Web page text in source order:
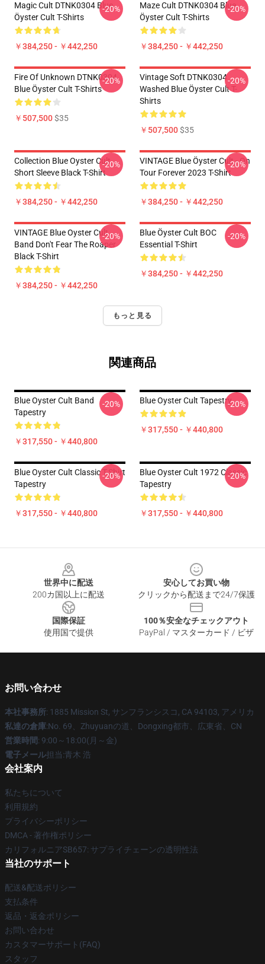
Magic Cult DTNK0304 Blue
Öyster Cult T-Shirts
￥384,250 - ￥442,250
-20%
Maze Cult DTNK0304 Blue
Öyster Cult T-Shirts
￥384,250 - ￥442,250
-20%
Fire Of Unknown DTNK0304
Blue Öyster Cult T-Shirts
￥507,500$35
-20%
Vintage Soft DTNK0304
Washed Blue Öyster Cult T-
Shirts
￥507,500$35
-20%
Collection Blue Oyster Cult
Short Sleeve Black T-Shirt
￥384,250 - ￥442,250
-20%
VINTAGE Blue Öyster Cult - On
Tour Forever 2023 T-Shirt
￥384,250 - ￥442,250
-20%
VINTAGE Blue Oyster Cult
Band Don't Fear The Roaper
Black T-Shirt
￥384,250 - ￥442,250
-20%
Blue Öyster Cult BOC
Essential T-Shirt
￥384,250 - ￥442,250
-20%
もっと見る
関連商品
Blue Oyster Cult Band
Tapestry
￥317,550 - ￥440,800
-20% Blue Oyster Cult Tapestry
￥317,550 - ￥440,800
-20%
Blue Oyster Cult Classic T-Shirt
Tapestry
￥317,550 - ￥440,800
-20%
Blue Oyster Cult 1972 Classic
Tapestry
￥317,550 - ￥440,800
-20%
世界中に配送
200カ国以上に配送
安心してお買い物
クリックから配送まで24/7保護
国際保証
使用国で提供
100％安全なチェックアウト
PayPal / マスターカード / ビザ
お問い合わせ
本社事務所: 1885 Mission St, サンフランシスコ, CA 94103, アメリカ
私達の倉庫:No. 69、Zhuyuanの道、Dongxing都市、広東省、CN
営業時間: 9:00～18:00(月～金)
電子メール担当:青木 浩
会社案内
私たちについて
利用規約
プライバシーポリシー
DMCA - 著作権ポリシー
カリフォルニアSB657: サプライチェーンの透明性法
当社のサポート
配送&配送ポリシー
支払条件
返品・返金ポリシー
お問い合わせ
カスタマーサポート(FAQ)
スタッフ